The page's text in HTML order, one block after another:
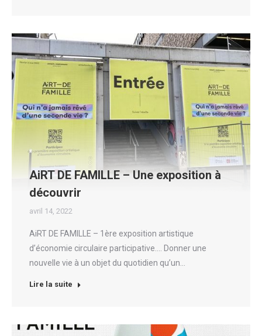
AiRT DE FAMILLE – Une exposition à
découvrir
avril 14, 2022
AiRT DE FAMILLE – 1ère exposition artistique
d’économie circulaire participative…. Donner une
nouvelle vie à un objet du quotidien qu’un…
Lire la suite